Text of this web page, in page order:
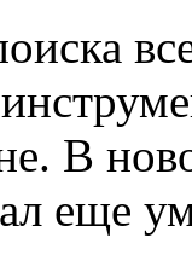
В
еще